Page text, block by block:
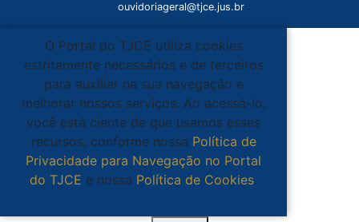
ouvidoriageral@tjce.jus.br
O Portal do TJCE utiliza cookies
estritamente necessários e de terceiros
para auxiliar na sua navegação e
melhorar nossos serviços. Ao acessá-lo,
você está ciente de que usamos esses
recursos, conforme nossa Política de
Privacidade para Navegação no Portal
do TJCE e nossa Política de Cookies.